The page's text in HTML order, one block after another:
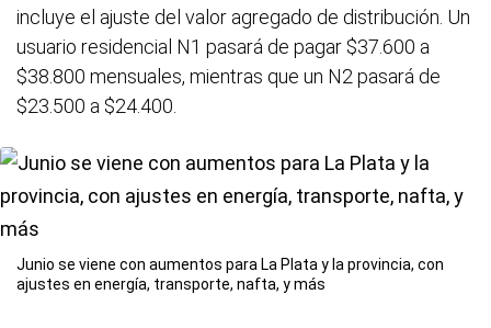
incluye el ajuste del valor agregado de distribución. Un
usuario residencial N1 pasará de pagar $37.600 a
$38.800 mensuales, mientras que un N2 pasará de
$23.500 a $24.400.
Junio se viene con aumentos para La Plata y la provincia, con
ajustes en energía, transporte, nafta, y más